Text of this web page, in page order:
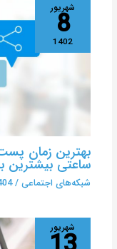
شهریور
8
1402
بهترین زمان
ساعتی بیشترین
شبکه‌های اجتماعی/
11-12
شهریور